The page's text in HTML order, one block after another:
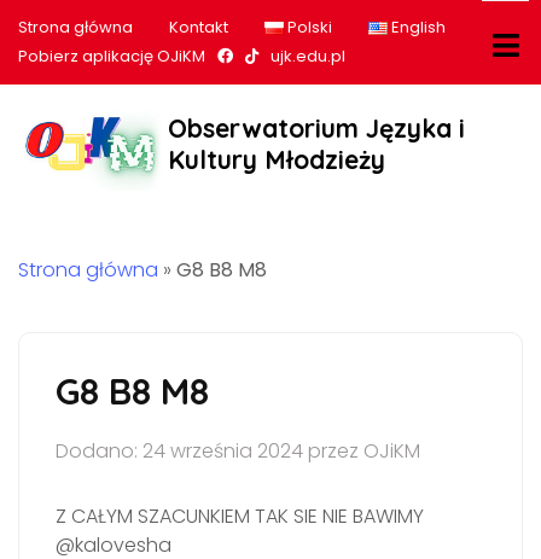
Strona główna Kontakt Polski
English
Pobierz aplikację OJiKM
Nasz profil na Facebook
Nasz profil na tiktok
ujk.edu.pl
Obserwatorium Języka i
Kultury Młodzieży
Strona główna » G8 B8 M8
G8 B8 M8
Dodano: 24 września 2024 przez OJiKM
Z CAŁYM SZACUNKIEM TAK SIE NIE BAWIMY
@kalovesha